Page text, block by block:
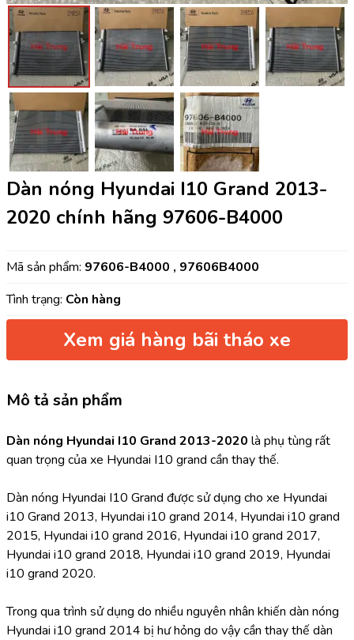
Dàn nóng Hyundai I10 Grand 2013-
2020 chính hãng 97606-B4000
Mã sản phẩm: 97606-B4000 , 97606B4000
Tình trạng: Còn hàng
Xem giá hàng bãi tháo xe
Mô tả sản phẩm
Dàn nóng Hyundai I10 Grand 2013-2020 là phụ tùng rất
quan trọng của xe Hyundai I10 grand cần thay thế.
Dàn nóng Hyundai I10 Grand được sử dụng cho xe Hyundai
i10 Grand 2013, Hyundai i10 grand 2014, Hyundai i10 grand
2015, Hyundai i10 grand 2016, Hyundai i10 grand 2017,
Hyundai i10 grand 2018, Hyundai i10 grand 2019, Hyundai
i10 grand 2020.
Trong qua trình sử dụng do nhiều nguyên nhân khiến dàn nóng
Hyundai i10 grand 2014 bị hư hỏng do vậy cần thay thế dàn